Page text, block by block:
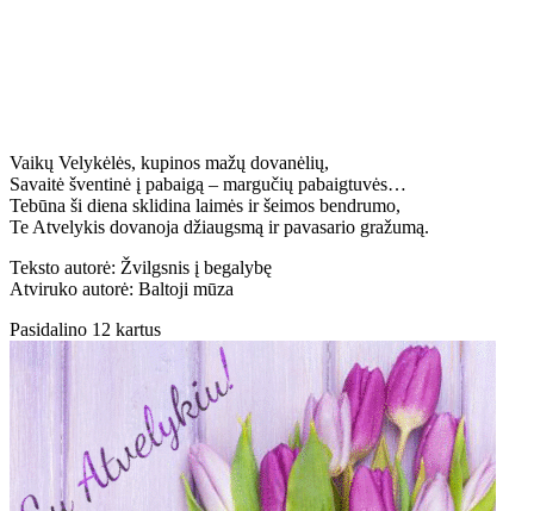
Vaikų Velykėlės, kupinos mažų dovanėlių,
Savaitė šventinė į pabaigą – margučių pabaigtuvės…
Tebūna ši diena sklidina laimės ir šeimos bendrumo,
Te Atvelykis dovanoja džiaugsmą ir pavasario gražumą.
Teksto autorė: Žvilgsnis į begalybę
Atviruko autorė: Baltoji mūza
Pasidalino 12 kartus